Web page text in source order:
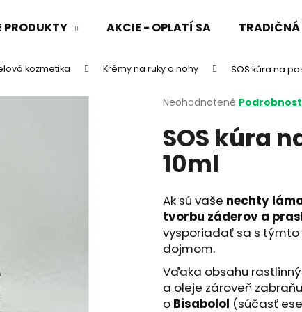
PRODUKTY AKCIE - OPLATÍ SA TRADIČNÁ
kozmetika Krémy na ruky a nohy SOS kúra na
Priemerné
produktu
je
0,0
hviezdičiek.
Neohodnotené
SOS kúra
10ml
Ak sú vaše nechty
tvorbu záderov a
vysporiadať sa s týmto
dojmom.
Vďaka obsahu
a oleje zároveň
o Bisabolol (súčasť
Čo potrebujete nájsť?
HĽADAŤ